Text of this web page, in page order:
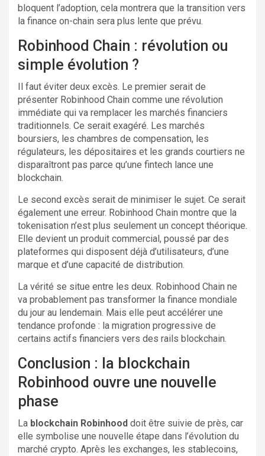
bloquent l’adoption, cela montrera que la transition vers
la finance on-chain sera plus lente que prévu.
Robinhood Chain : révolution ou
simple évolution ?
Il faut éviter deux excès. Le premier serait de
présenter Robinhood Chain comme une révolution
immédiate qui va remplacer les marchés financiers
traditionnels. Ce serait exagéré. Les marchés
boursiers, les chambres de compensation, les
régulateurs, les dépositaires et les grands courtiers ne
disparaîtront pas parce qu’une fintech lance une
blockchain.
Le second excès serait de minimiser le sujet. Ce serait
également une erreur. Robinhood Chain montre que la
tokenisation n’est plus seulement un concept théorique.
Elle devient un produit commercial, poussé par des
plateformes qui disposent déjà d’utilisateurs, d’une
marque et d’une capacité de distribution.
La vérité se situe entre les deux. Robinhood Chain ne
va probablement pas transformer la finance mondiale
du jour au lendemain. Mais elle peut accélérer une
tendance profonde : la migration progressive de
certains actifs financiers vers des rails blockchain.
Conclusion : la blockchain
Robinhood ouvre une nouvelle
phase
La blockchain Robinhood doit être suivie de près, car
elle symbolise une nouvelle étape dans l’évolution du
marché crypto. Après les exchanges, les stablecoins,